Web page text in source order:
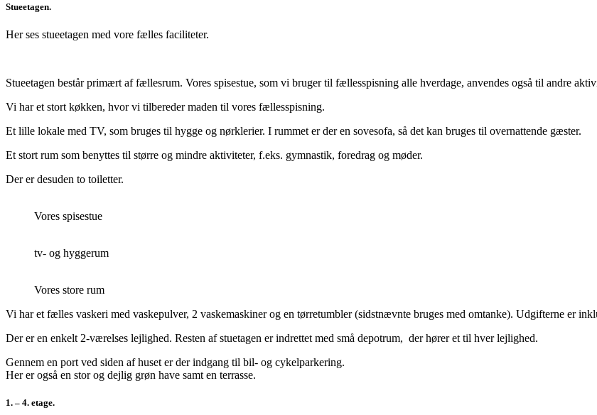
Stueetagen.
Her ses stueetagen med vore fælles faciliteter.
Stueetagen består primært af fællesrum. Vores spisestue, som vi bruger til fællesspisning alle hverdage, anvendes også til andre
Vi har et stort køkken, hvor vi tilbereder maden til vores fællesspisning.
Et lille lokale med TV, som bruges til hygge og nørklerier. I rummet er der en sovesofa, så det kan bruges til overnattende gæster.
Et stort rum som benyttes til større og mindre aktiviteter, f.eks. gymnastik, foredrag og møder.
Der er desuden to toiletter.
Vores spisestue
tv- og hyggerum
Vores store rum
Vi har et fælles vaskeri med vaskepulver, 2 vaskemaskiner og en tørretumbler (sidstnævnte bruges med omtanke). Udgifterne er
Der er en enkelt 2-værelses lejlighed. Resten af stuetagen er indrettet med små depotrum, der hører et til hver lejlighed.
Gennem en port ved siden af huset er der indgang til bil- og cykelparkering.
Her er også en stor og dejlig grøn have samt en terrasse.
1. – 4. etage.